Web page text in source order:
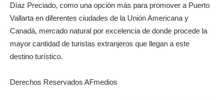
Díaz Preciado, como una opción más para promover a Puerto
Vallarta en diferentes ciudades de la Unión Americana y
Canadá, mercado natural por excelencia de donde procede la
mayor cantidad de turistas extranjeros que llegan a este
destino turístico.
Derechos Reservados AFmedios